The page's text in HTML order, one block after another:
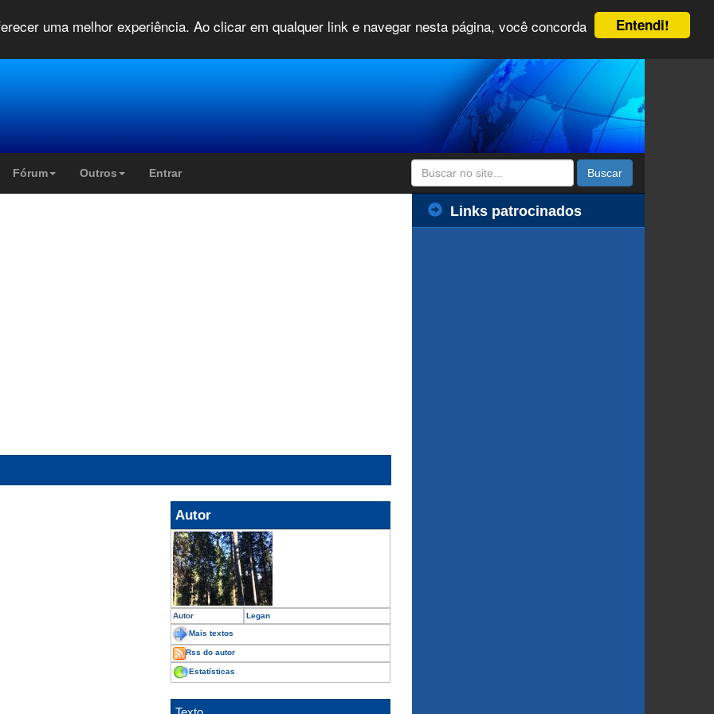
Entendi!
uma melhor experiência. Ao clicar em qualquer link e navegar nesta página, você concorda
Fórum Outros Entrar Buscar
Autor
Autor Legan
Mais textos
Rss do autor
Estatísticas
Links patrocinados